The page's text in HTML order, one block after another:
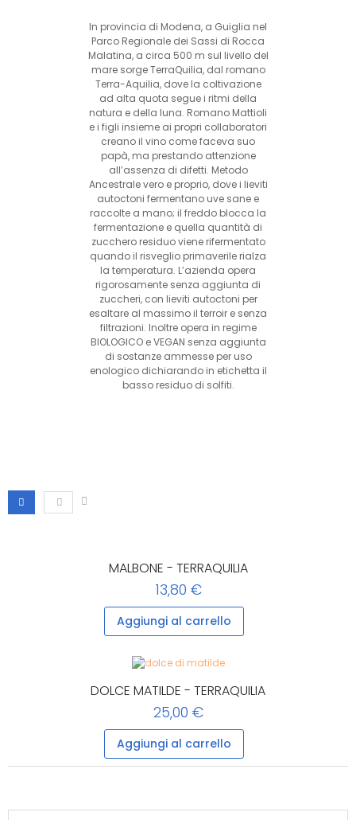
In provincia di Modena, a Guiglia nel
Parco Regionale dei Sassi di Rocca
Malatina, a circa 500 m sul livello del
mare sorge TerraQuilia, dal romano
Terra-Aquilia, dove la coltivazione
ad alta quota segue i ritmi della
natura e della luna. Romano Mattioli
e i figli insieme ai propri collaboratori
creano il vino come faceva suo
papà, ma prestando attenzione
all’assenza di difetti. Metodo
Ancestrale vero e proprio, dove i lieviti
autoctoni fermentano uve sane e
raccolte a mano; il freddo blocca la
fermentazione e quella quantità di
zucchero residuo viene rifermentato
quando il risveglio primaverile rialza
la temperatura. L’azienda opera
rigorosamente senza aggiunta di
zuccheri, con lieviti autoctoni per
esaltare al massimo il terroir e senza
filtrazioni. Inoltre opera in regime
BIOLOGICO e VEGAN senza aggiunta
di sostanze ammesse per uso
enologico dichiarando in etichetta il
basso residuo di solfiti.
MALBONE - TERRAQUILIA
13,80 €
Aggiungi al carrello
DOLCE MATILDE - TERRAQUILIA
25,00 €
Aggiungi al carrello